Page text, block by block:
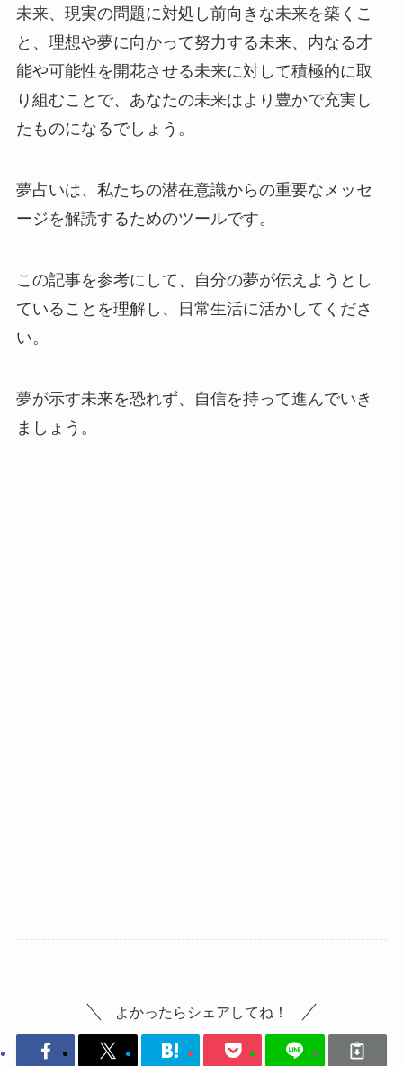
未来、現実の問題に対処し前向きな未来を築くこ
と、理想や夢に向かって努力する未来、内なる才
能や可能性を開花させる未来に対して積極的に取
り組むことで、あなたの未来はより豊かで充実し
たものになるでしょう。
夢占いは、私たちの潜在意識からの重要なメッセ
ージを解読するためのツールです。
この記事を参考にして、自分の夢が伝えようとし
ていることを理解し、日常生活に活かしてくださ
い。
夢が示す未来を恐れず、自信を持って進んでいき
ましょう。
よかったらシェアしてね！